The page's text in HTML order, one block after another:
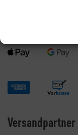
Versandpartner